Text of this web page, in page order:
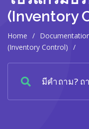
(Inventory
Home /
(Inventory Control) /